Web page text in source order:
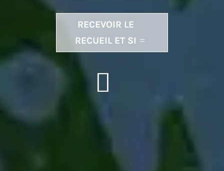
RECEVOIR LE
RECUEIL ET SI